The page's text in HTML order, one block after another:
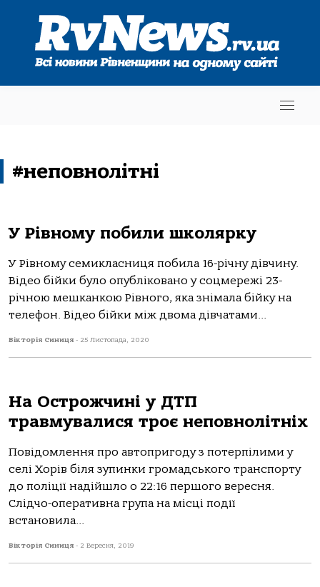
#неповнолітні
У Рівному побили школярку
У Рівному семикласниця побила 16-річну дівчину.
Відео бійки було опубліковано у соцмережі 23-
річною мешканкою Рівного, яка знімала бійку на
телефон. Відео бійки між двома дівчатами...
Вікторія Синиця - 25 Листопада, 2020
На Острожчині у ДТП
травмувалися троє неповнолітніх
Повідомлення про автопригоду з потерпілими у
селі Хорів біля зупинки громадського транспорту
до поліції надійшло о 22:16 першого вересня.
Слідчо-оперативна група на місці події
встановила...
Вікторія Синиця - 2 Вересня, 2019